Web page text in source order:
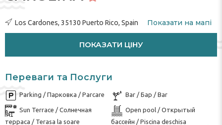
Los Cardones, 35130 Puerto Rico, Spain Показати на мапі
ПОКАЗАТИ ЦІНУ
Переваги та Послуги
Parking / Парковка / Parcare Bar / Бар / Bar
Sun Terrace / Солнечная
терраса / Terasa la soare
Open pool / Открытый
бассейн / Piscina deschisa